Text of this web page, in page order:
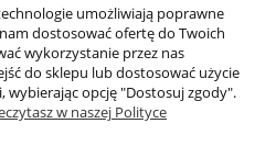
KONTO
umożliwiają poprawne
dostosować ofertę do Twoich
wykorzystanie przez nas
do sklepu lub dostosować użycie
wybierając opcję "Dostosuj zgody".
w naszej Polityce